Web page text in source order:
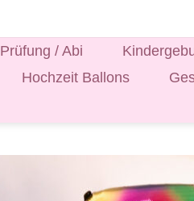
Prüfung / Abi
Hochzeit Ballons